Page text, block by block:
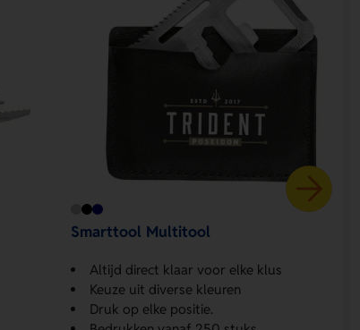
Smarttool Multitool
Altijd direct klaar voor elke klus
Keuze uit diverse kleuren
Druk op elke positie.